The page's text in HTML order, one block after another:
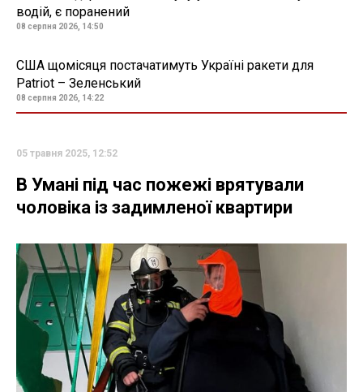
водій, є поранений
08 серпня 2026, 14:50
США щомісяця постачатимуть Україні ракети для
Patriot – Зеленський
08 серпня 2026, 14:22
05 травня 2025, 12:52
В Умані під час пожежі врятували
чоловіка із задимленої квартири